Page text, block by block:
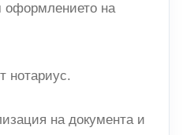
оформлението на
нотариус.
на документа и